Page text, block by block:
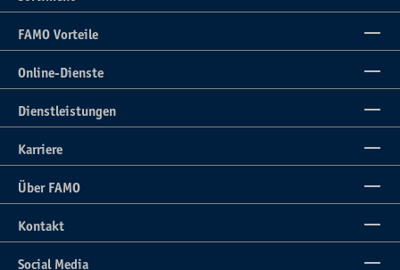
FAMO Vorteile
Online-Dienste
Dienstleistungen
Karriere
Über FAMO
Kontakt
Social Media